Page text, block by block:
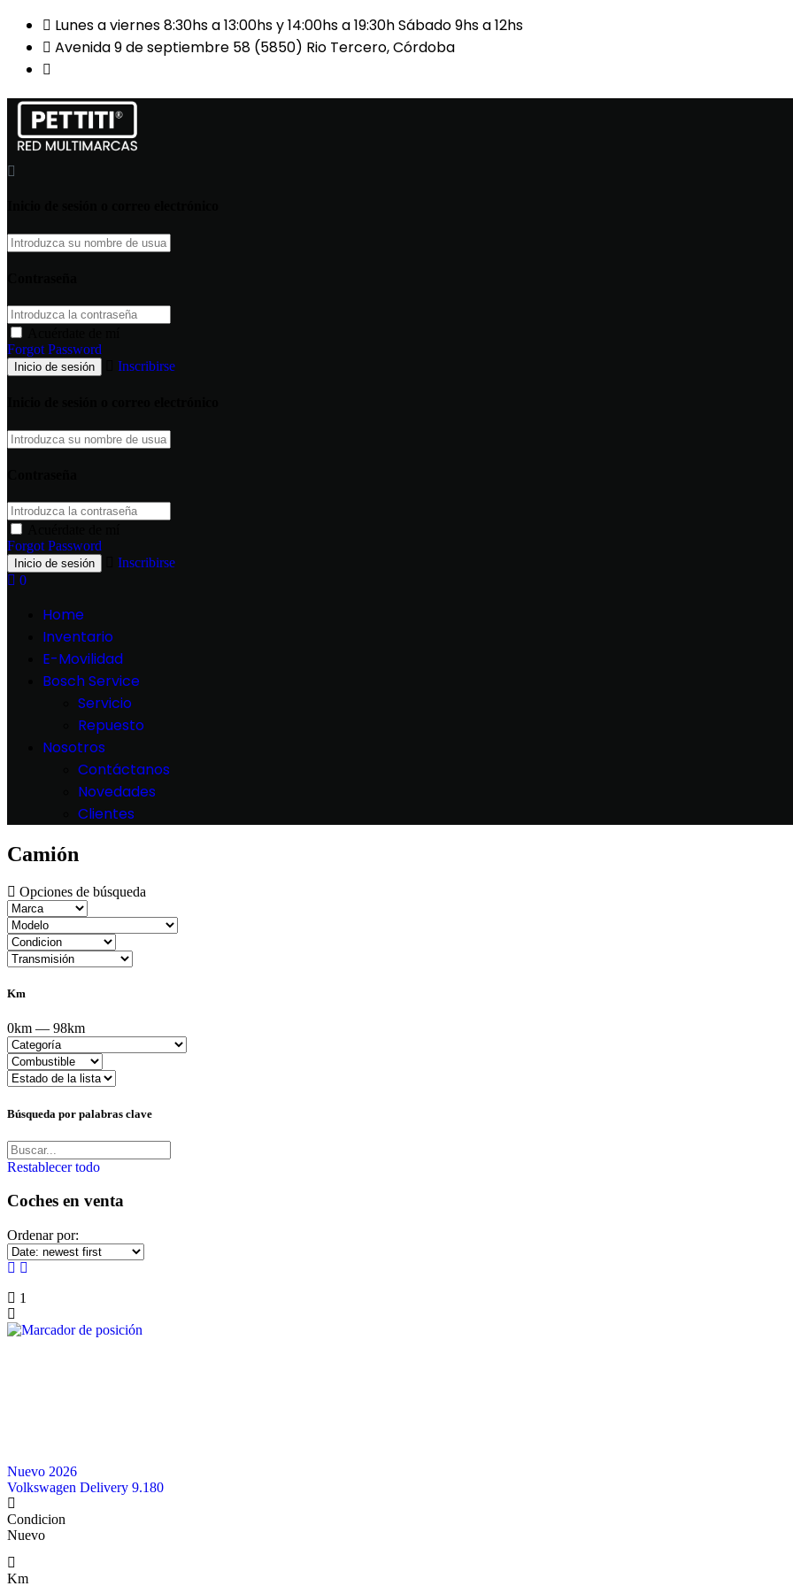
Lunes a viernes 8:30hs a 13:00hs y 14:00hs a 19:30h Sábado 9hs a 12hs
Avenida 9 de septiembre 58 (5850) Rio Tercero, Córdoba
Forgot Password
Inscribirse
Forgot Password
Inscribirse
0
Home
Inventario
E-Movilidad
Bosch Service
Servicio
Repuesto
Nosotros
Contáctanos
Novedades
Clientes
Camión
Opciones de búsqueda
Km
0km — 98km
Búsqueda por palabras clave
Restablecer todo
Coches en venta
Ordenar por:
1
Nuevo 2026
Volkswagen Delivery 9.180
Condicion
Nuevo
Km